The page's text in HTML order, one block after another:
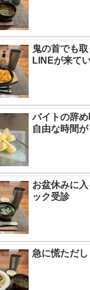
鬼の首でも
LINEが来て
バイトの辞
自由な時間
お盆休みに
ック受診
急に慌ただし